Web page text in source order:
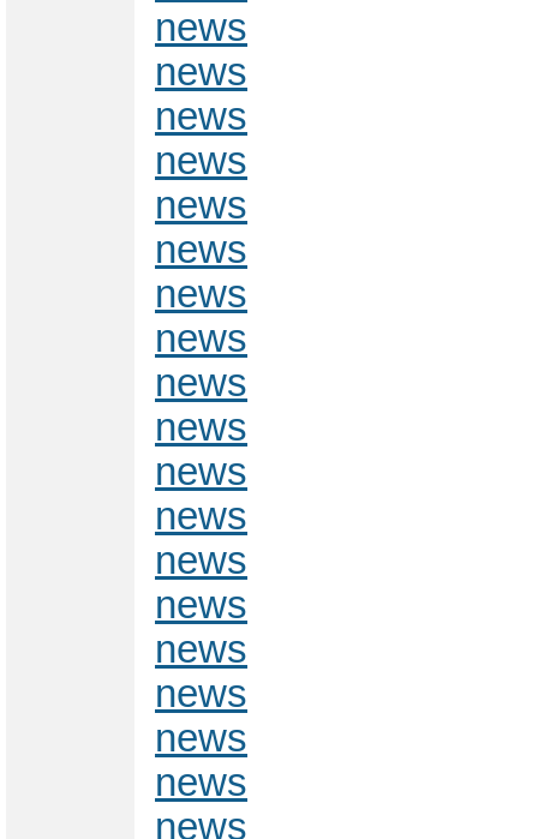
news
news
news
news
news
news
news
news
news
news
news
news
news
news
news
news
news
news
news